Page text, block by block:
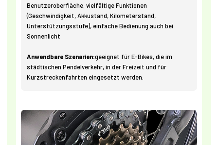
Benutzeroberfläche, vielfältige Funktionen
(Geschwindigkeit, Akkustand, Kilometerstand,
Unterstützungsstufe), einfache Bedienung auch bei
Sonnenlicht
Anwendbare Szenarien:geeignet für E-Bikes, die im
städtischen Pendelverkehr, in der Freizeit und für
Kurzstreckenfahrten eingesetzt werden.